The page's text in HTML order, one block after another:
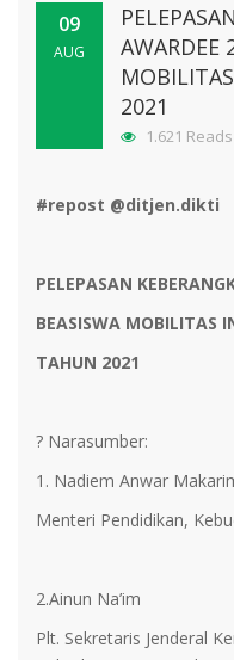
09
AUG
AWARDEE
2021
1.621 Reads
#repost @ditjen.dikti
PELEPASAN
BEASISWA MOBILITAS
TAHUN 2021
? Narasumber:
1. Nadiem Anwar
Menteri Pendidikan,
2.Ainun Na’im
Plt. Sekretaris Jenderal